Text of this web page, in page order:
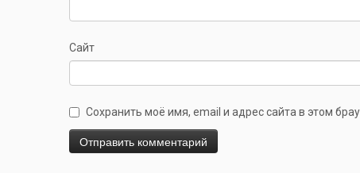
Сайт
Сохранить моё имя, email и адрес сайта в этом